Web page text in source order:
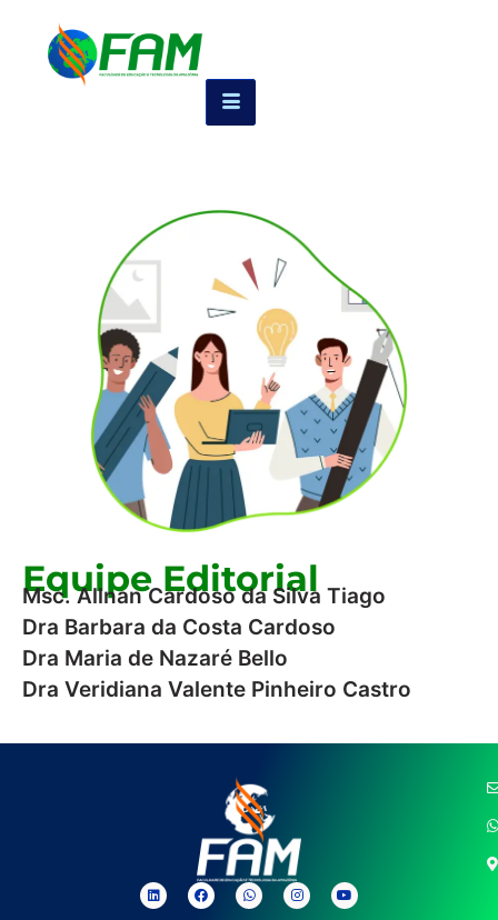
Equipe Editorial
Msc. Allnan Cardoso da Silva Tiago
Dra Barbara da Costa Cardoso
Dra Maria de Nazaré Bello
Dra Veridiana Valente Pinheiro Castro